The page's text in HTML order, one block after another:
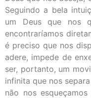
Seguindo a bela
um Deus que nos
encontraríamos
é preciso que nos
adere, impede de
ser, portanto, um
infinita que nos
não nos